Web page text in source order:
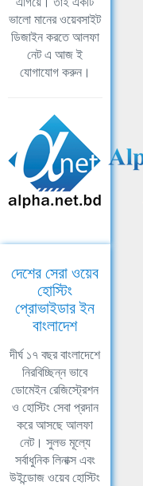
ভালো মানের ওয়েবসাইট
ডিজাইন করতে আলফা
নেট এ আজ ই
যোগাযোগ করুন।
দেশের সেরা ওয়েব
হোস্টিং
প্রোভাইডার ইন
বাংলাদেশ
দীর্ঘ ১৭ বছর বাংলাদেশে
নিরবিচ্ছিন্ন ভাবে
ডোমেইন রেজিস্ট্রেশন
ও হোস্টিং সেবা প্রদান
করে আসছে আলফা
নেট। সুলভ মূল্যে
সর্বাধুনিক লিনাক্স এবং
উইন্ডোজ ওয়েব হোস্টিং